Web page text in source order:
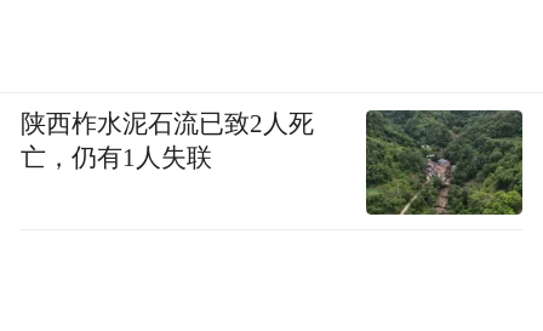
陕西柞水泥石流已致2人死
亡，仍有1人失联